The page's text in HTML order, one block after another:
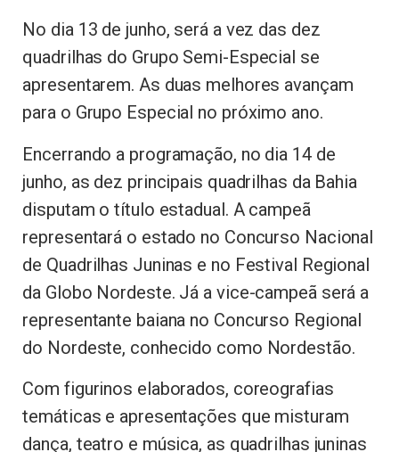
No dia 13 de junho, será a vez das dez
quadrilhas do Grupo Semi-Especial se
apresentarem. As duas melhores avançam
para o Grupo Especial no próximo ano.
Encerrando a programação, no dia 14 de
junho, as dez principais quadrilhas da Bahia
disputam o título estadual. A campeã
representará o estado no Concurso Nacional
de Quadrilhas Juninas e no Festival Regional
da Globo Nordeste. Já a vice-campeã será a
representante baiana no Concurso Regional
do Nordeste, conhecido como Nordestão.
Com figurinos elaborados, coreografias
temáticas e apresentações que misturam
dança, teatro e música, as quadrilhas juninas